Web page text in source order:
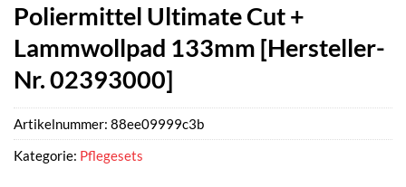
Poliermittel Ultimate Cut +
Lammwollpad 133mm [Hersteller-
Nr. 02393000]
Artikelnummer: 88ee09999c3b
Kategorie: Pflegesets